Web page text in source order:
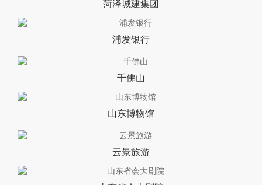
菏泽城建集团
浦发银行
千佛山
山东博物馆
云景旅游